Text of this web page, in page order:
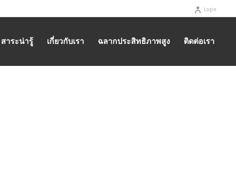
Login
สาระน่ารู้ เกี่ยวกับเรา ฉลากประสิทธิภาพสูง ติดต่อเรา